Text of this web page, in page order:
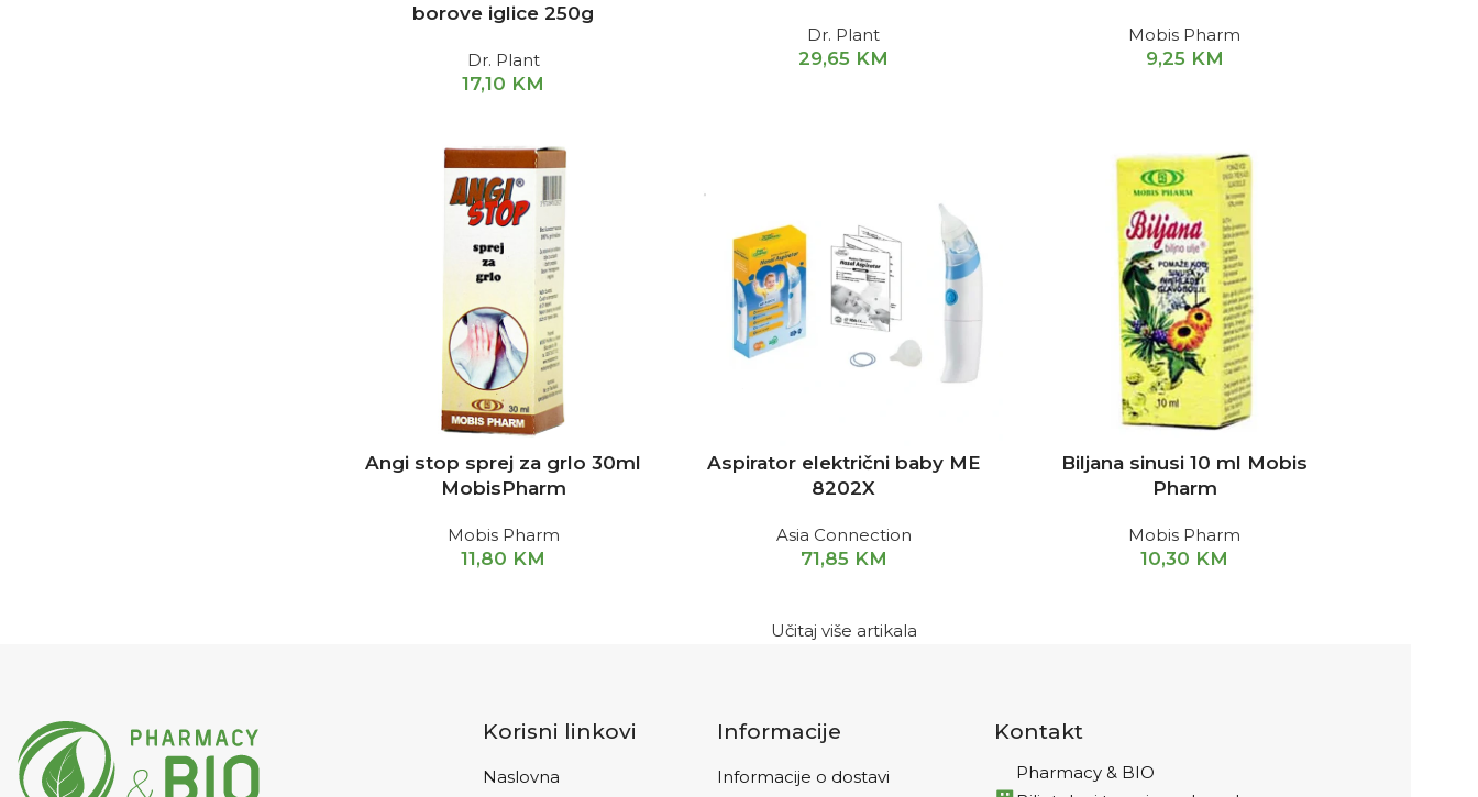
borove iglice 250g
Dr. Plant
17,10 KM
Dr. Plant
29,65 KM
Mobis Pharm
9,25 KM
Angi stop sprej za grlo 30ml
MobisPharm
Mobis Pharm
11,80 KM
Aspirator električni baby ME
8202X
Asia Connection
71,85 KM
Biljana sinusi 10 ml Mobis
Pharm
Mobis Pharm
10,30 KM
Učitaj više artikala
Korisni linkovi
Naslovna
Informacije
Informacije o dostavi
Kontakt
Pharmacy & BIO